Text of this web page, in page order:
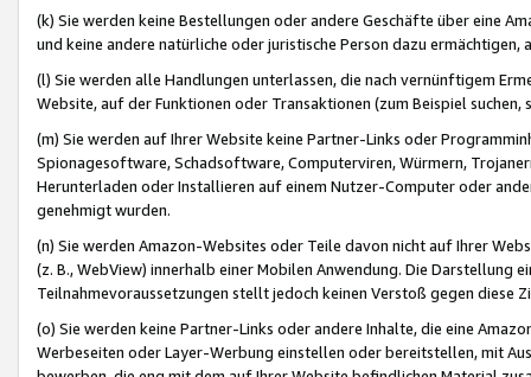
(k) Sie werden keine Bestellungen oder andere Geschäfte über eine
und keine andere natürliche oder juristische Person dazu
(l) Sie werden alle Handlungen unterlassen, die nach vernünftigem
Website, auf der Funktionen oder Transaktionen (zum Beispiel
(m) Sie werden auf Ihrer Website keine Partner-Links oder
Spionagesoftware, Schadsoftware, Computerviren, Würmern,
Herunterladen oder Installieren auf einem Nutzer-Computer oder
genehmigt wurden.
(n) Sie werden Amazon-Websites oder Teile davon nicht auf Ihrer
(z. B., WebView) innerhalb einer Mobilen Anwendung. Die Darstellung
Teilnahmevoraussetzungen stellt jedoch keinen Verstoß gegen diese
(o) Sie werden keine Partner-Links oder andere Inhalte, die eine
Werbeseiten oder Layer-Werbung einstellen oder bereitstellen, mit